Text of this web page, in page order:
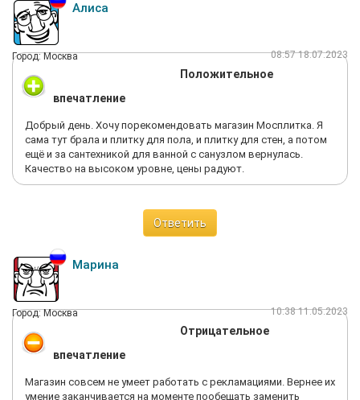
Алиса
Город: Москва 08:57 18.07.2023
Положительное
впечатление
Добрый день. Хочу порекомендовать магазин Мосплитка. Я
сама тут брала и плитку для пола, и плитку для стен, а потом
ещё и за сантехникой для ванной с санузлом вернулась.
Качество на высоком уровне, цены радуют.
Ответить
Марина
Город: Москва 10:38 11.05.2023
Отрицательное
впечатление
Магазин совсем не умеет работать с рекламациями. Вернее их
умение заканчивается на моменте пообещать заменить